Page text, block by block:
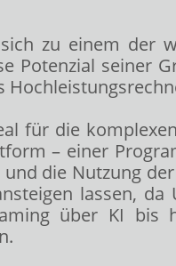
zu einem der
seiner
für die
– einer
die Nutzung
lassen,
über KI bis